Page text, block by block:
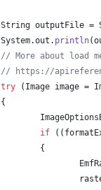
String outputFile =
System.out . println(
// More about load
// https://
try ( Image image =
		{
if ((
			{